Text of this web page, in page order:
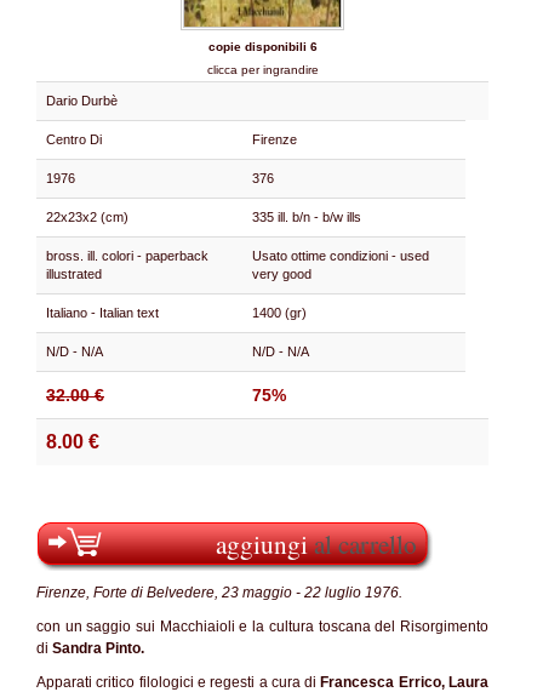
copie disponibili 6
clicca per ingrandire
Dario Durbè
Centro Di Firenze
1976 376
22x23x2 (cm) 335 ill. b/n - b/w ills
bross. ill. colori - paperback
illustrated
Usato ottime condizioni - used
very good
Italiano - Italian text 1400 (gr)
N/D - N/A N/D - N/A
32.00 € 75%
8.00 €
aggiungial carrello
Firenze, Forte di Belvedere, 23 maggio - 22 luglio 1976.
con un saggio sui Macchiaioli e la cultura toscana del Risorgimento
di Sandra Pinto.
Apparati critico filologici e regesti a cura di Francesca Errico, Laura